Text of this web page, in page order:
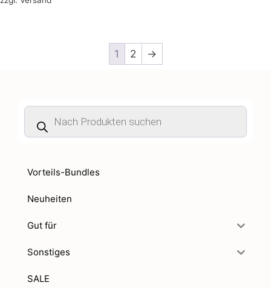
1 2 →
Products
search
Vorteils-Bundles
Neuheiten
Gut für
Sonstiges
SALE